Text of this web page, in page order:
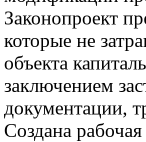
Законопроект
которые не
объекта
заключением
документации,
Создана